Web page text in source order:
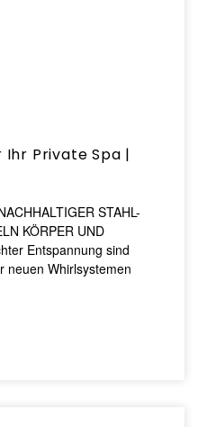
Private Spa |
STAHL-
KÖRPER UND
Entspannung sind
neuen Whirlsystemen